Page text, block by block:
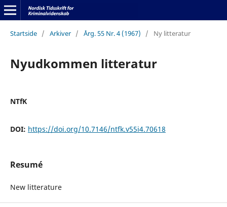
Startside / Arkiver / Årg. 55 Nr. 4 (1967) / Ny litteratur
Nyudkommen litteratur
NTfK
DOI: https://doi.org/10.7146/ntfk.v55i4.70618
Resumé
New litterature